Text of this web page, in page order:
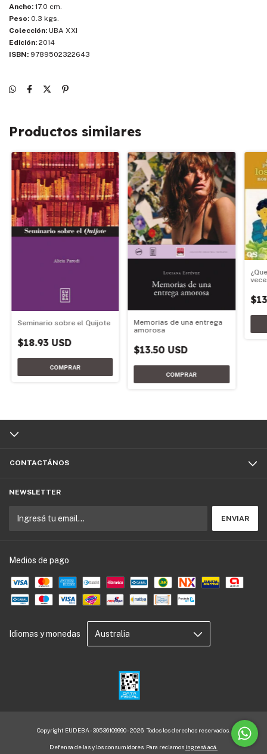
Ancho: 17.0 cm.
Peso: 0.3 kgs.
Colección: UBA XXI
Edición: 2014
ISBN: 9789502322643
Productos similares
Seminario sobre el Quijote
$18.93 USD
Memorias de una entrega
amorosa
$13.50 USD
CONTACTÁNOS
NEWSLETTER
Medios de pago
Idiomas y monedas
Copyright EUDEBA - 30536109990 - 2026. Todos los derechos reservados.
Defensa de las y los consumidores. Para reclamos ingresá acá.